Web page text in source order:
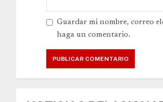
Guardar mi nombre, correo
haga un comentario.